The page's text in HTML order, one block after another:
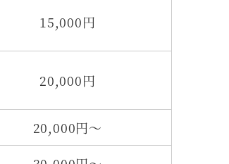
15,000円
20,000円
20,000円～